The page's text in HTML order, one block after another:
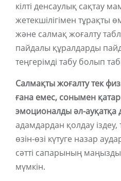
кілті денсаулық сақтау
жетекшілігімен тұрақты
және салмақ жоғалту
пайдалы құралдарды
теңгерімді табу болып
Салмақты жоғалту тек
ғана емес, сонымен
эмоционалды әл-ауқатқа
адамдардан қолдау
өзін-өзі күтуге назар
сәтті сапарының
мүмкін.